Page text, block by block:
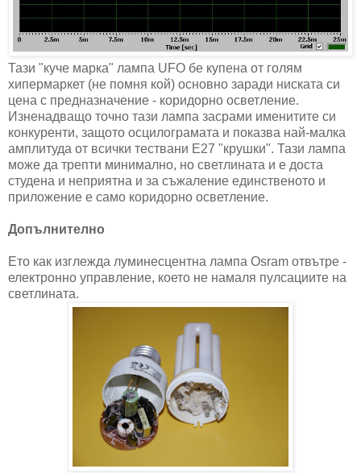
Тази "куче марка" лампа UFO бе купена от голям
хипермаркет (не помня кой) основно заради ниската си
цена с предназначение - коридорно осветление.
Изненадващо точно тази лампа засрами именитите си
конкуренти, защото осцилограмата и показва най-малка
амплитуда от всички тествани E27 "крушки". Тази лампа
може да трепти минимално, но светлината и е доста
студена и неприятна и за съжаление единственото и
приложение е само коридорно осветление.
Допълнително
Ето как изглежда луминесцентна лампа Osram отвътре -
електронно управление, което не намаля пулсациите на
светлината.